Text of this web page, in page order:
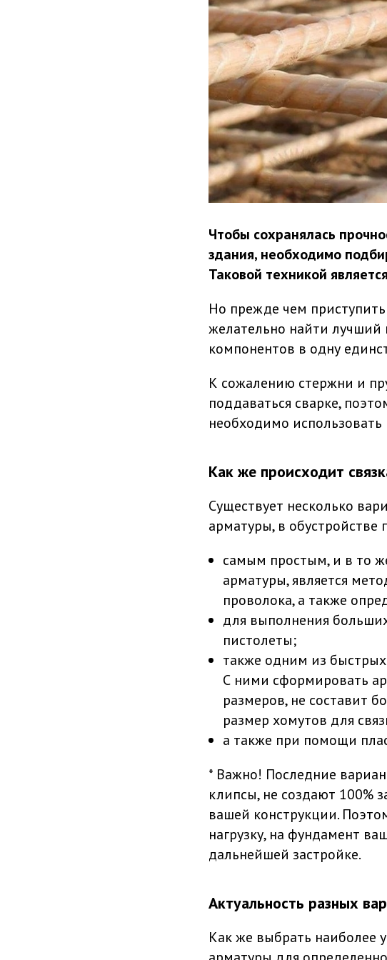
Чтобы сохранялась
здания, необходимо
Таковой техникой
Но прежде чем
желательно найти лучший
компонентов в одну
К сожалению стержни и
поддаваться сварке,
необходимо использовать
Как же происходит
Существует несколько
арматуры, в обустройстве
самым простым, и в то
арматуры, является
проволока, а также
для выполнения
пистолеты;
также одним из быстрых
С ними сформировать
размеров, не составит
размер хомутов для
а также при помощи
* Важно! Последние
клипсы, не создают 100%
вашей конструкции.
нагрузку, на фундамент
дальнейшей застройке.
Актуальность разных
Как же выбрать наиболее